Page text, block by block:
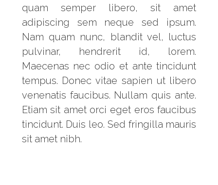
quam semper libero, sit amet
adipiscing sem neque sed ipsum.
Nam quam nunc, blandit vel, luctus
pulvinar, hendrerit id, lorem.
Maecenas nec odio et ante tincidunt
tempus. Donec vitae sapien ut libero
venenatis faucibus. Nullam quis ante.
Etiam sit amet orci eget eros faucibus
tincidunt. Duis leo. Sed fringilla mauris
sit amet nibh.